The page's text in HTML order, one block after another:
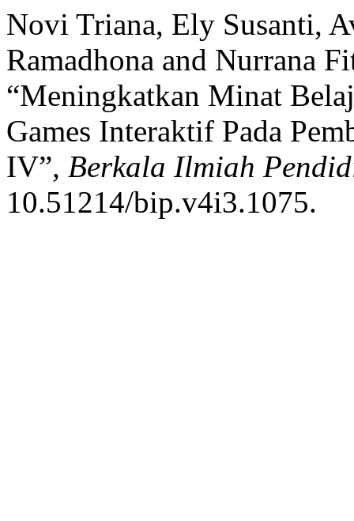
Novi Triana, Ely Susanti,
Ramadhona and Nurrana
“Meningkatkan Minat
Games Interaktif Pada
IV”, Berkala Ilmiah
10.51214/bip.v4i3.1075.